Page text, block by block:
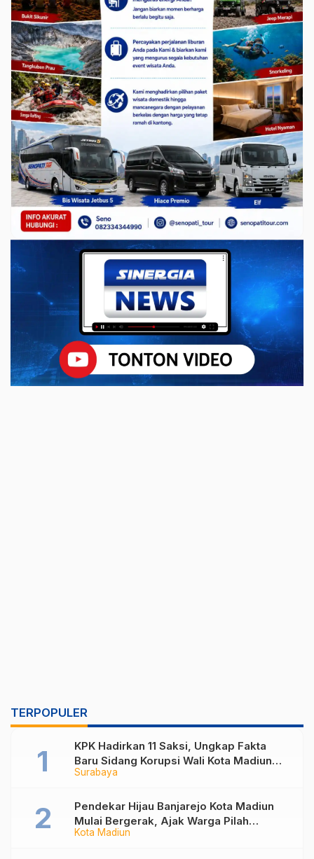
TERPOPULER
Surabaya
KPK Hadirkan 11 Saksi, Ungkap Fakta
Baru Sidang Korupsi Wali Kota Madiun
Nonaktif Maidi
Kota Madiun
Pendekar Hijau Banjarejo Kota Madiun
Mulai Bergerak, Ajak Warga Pilah
Sampah dari Rumah